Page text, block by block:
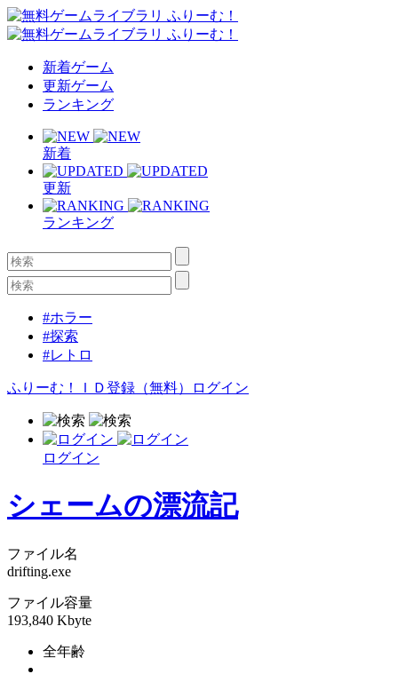
新着ゲーム
更新ゲーム
ランキング
新着
更新
ランキング
#ホラー
#探索
#レトロ
ふりーむ！ＩＤ登録（無料） ログイン
ログイン
シェームの漂流記
ファイル名
drifting.exe
ファイル容量
193,840 Kbyte
全年齢